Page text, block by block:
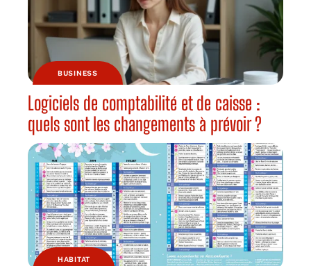
BUSINESS
Logiciels de comptabilité et de caisse :
quels sont les changements à prévoir ?
HABITAT